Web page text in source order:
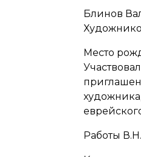
Блинов
Место
Работы